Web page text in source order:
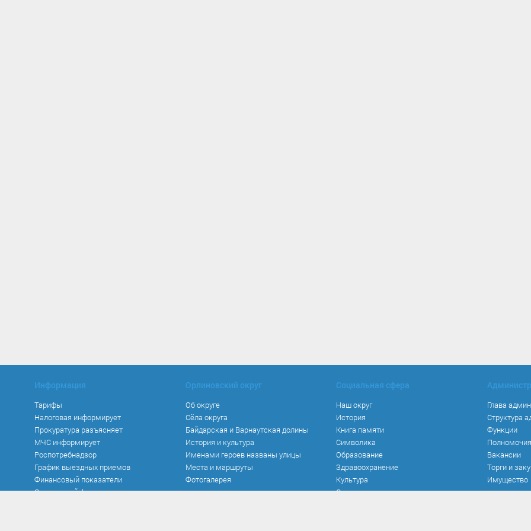
Информация
Тарифы
Налоговая информирует
Прокуратура разъясняет
МЧС информирует
Роспотребнадзор
График выездных приемов
Финансовый показатели
Социальный фонд
Орлиновский округ
Об округе
Сёла округа
Байдарская и Варнаутская долины
История и культура
Именами героев названы улицы
Места и маршруты
Фотогалерея
Социальная сфера
Наш округ
История
Книга памяти
Символика
Образование
Здравоохранение
Культура
Спорт
Глава
Структура
Функции
Полномочия
Вакансии
Торги и
Имущество